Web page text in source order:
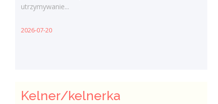
utrzymywanie...
2026-07-20
Kelner/kelnerka